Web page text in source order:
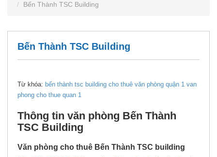
Bến Thành TSC Building
Bến Thành TSC Building
Từ khóa: bến thành tsc building cho thuê văn phòng quận 1 van
phong cho thue quan 1
Thông tin văn phòng Bến Thành
TSC Building
Văn phòng cho thuê Bến Thành TSC building